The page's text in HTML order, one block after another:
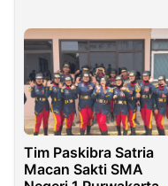
Tim Paskibra Satria
Macan Sakti SMA